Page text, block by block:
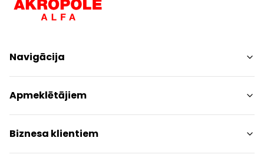
Navigācija
Iepirkšanās
Pakalpojumi
Izklaides
Restorāni
Apmeklētājiem
Centra plāns
Dzīvniekiem draudzīgs
Kontakti
Biznesa klientiem
Kontakti